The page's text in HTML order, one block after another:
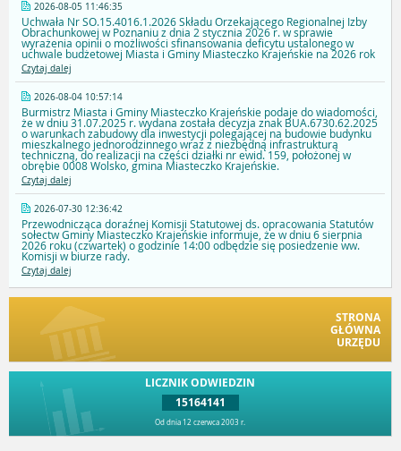
2026-08-05 11:46:35
Uchwała Nr SO.15.4016.1.2026 Składu Orzekającego Regionalnej Izby
Obrachunkowej w Poznaniu z dnia 2 stycznia 2026 r. w sprawie
wyrażenia opinii o możliwości sfinansowania deficytu ustalonego w
uchwale budżetowej Miasta i Gminy Miasteczko Krajeńskie na 2026 rok
Czytaj dalej
2026-08-04 10:57:14
Burmistrz Miasta i Gminy Miasteczko Krajeńskie podaje do wiadomości,
że w dniu 31.07.2025 r. wydana została decyzja znak BUA.6730.62.2025
o warunkach zabudowy dla inwestycji polegającej na budowie budynku
mieszkalnego jednorodzinnego wraz z niezbędną infrastrukturą
techniczną, do realizacji na części działki nr ewid. 159, położonej w
obrębie 0008 Wolsko, gmina Miasteczko Krajeńskie.
Czytaj dalej
2026-07-30 12:36:42
Przewodnicząca doraźnej Komisji Statutowej ds. opracowania Statutów
sołectw Gminy Miasteczko Krajeńskie informuje, że w dniu 6 sierpnia
2026 roku (czwartek) o godzinie 14:00 odbędzie się posiedzenie ww.
Komisji w biurze rady.
Czytaj dalej
STRONA
GŁÓWNA
URZĘDU
LICZNIK ODWIEDZIN
15164141
Od dnia 12 czerwca 2003 r.